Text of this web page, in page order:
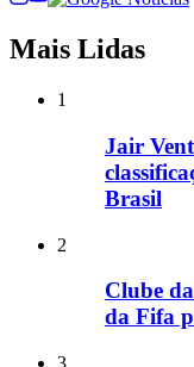
Mais Lidas
1
Jair
Brasil
2
Clube
da Fifa
3